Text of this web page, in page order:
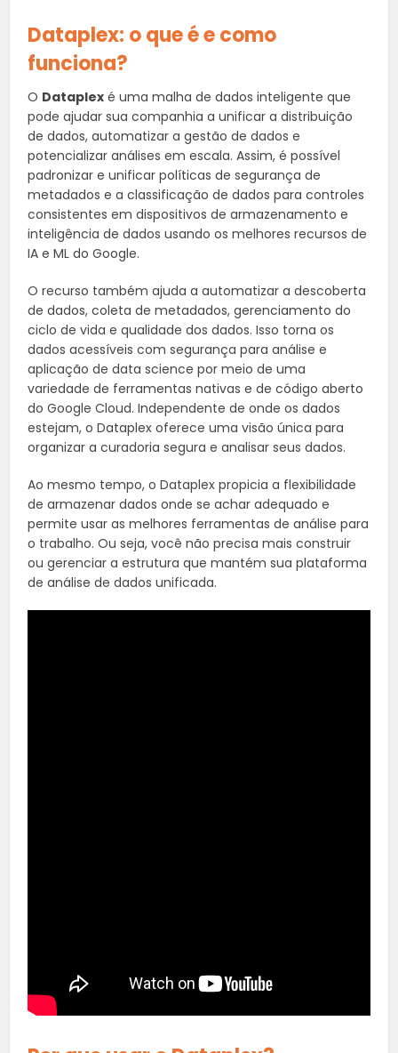
Dataplex: o que é e como
funciona?
O Dataplex é uma malha de dados inteligente que
pode ajudar sua companhia a unificar a distribuição
de dados, automatizar a gestão de dados e
potencializar análises em escala. Assim, é possível
padronizar e unificar políticas de segurança de
metadados e a classificação de dados para controles
consistentes em dispositivos de armazenamento e
inteligência de dados usando os melhores recursos de
IA e ML do Google.
O recurso também ajuda a automatizar a descoberta
de dados, coleta de metadados, gerenciamento do
ciclo de vida e qualidade dos dados. Isso torna os
dados acessíveis com segurança para análise e
aplicação de data science por meio de uma
variedade de ferramentas nativas e de código aberto
do Google Cloud. Independente de onde os dados
estejam, o Dataplex oferece uma visão única para
organizar a curadoria segura e analisar seus dados.
Ao mesmo tempo, o Dataplex propicia a flexibilidade
de armazenar dados onde se achar adequado e
permite usar as melhores ferramentas de análise para
o trabalho. Ou seja, você não precisa mais construir
ou gerenciar a estrutura que mantém sua plataforma
de análise de dados unificada.